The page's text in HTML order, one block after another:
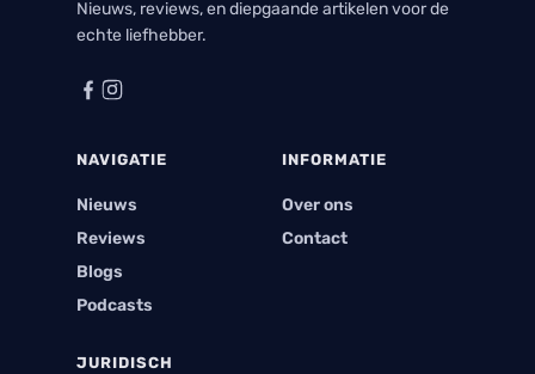
Nieuws, reviews, en diepgaande artikelen voor de
echte liefhebber.
NAVIGATIE
Nieuws
Reviews
Blogs
Podcasts
INFORMATIE
Over ons
Contact
JURIDISCH